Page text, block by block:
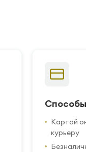
Картой
курьеру